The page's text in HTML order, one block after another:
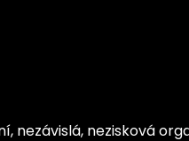
nezávislá, nezisková